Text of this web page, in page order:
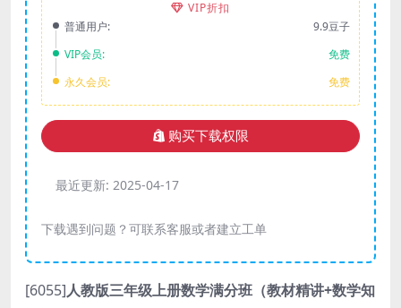
VIP折扣
普通用户:
9.9豆子
VIP会员:
免费
永久会员:
免费
购买下载权限
最近更新: 2025-04-17
下载遇到问题？可联系客服或者建立工单
[6055]人教版三年级上册数学满分班（教材精讲+数学知